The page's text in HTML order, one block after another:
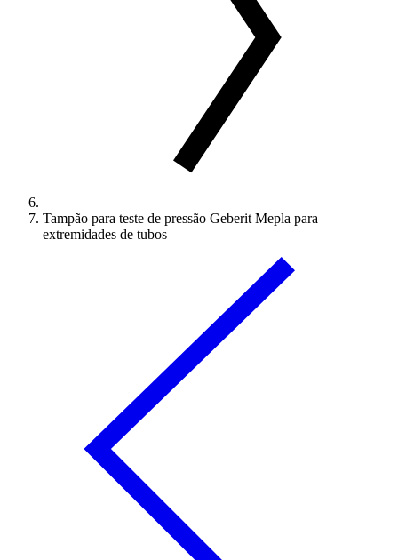
Tampão para teste de pressão Geberit Mepla para
extremidades de tubos